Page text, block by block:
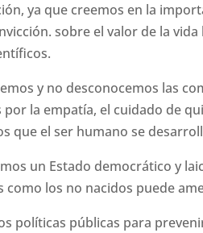
ya que creemos en la
sobre el valor de la
y no desconocemos las
la empatía, el cuidado de
que el ser humano se
un Estado democrático y
como los no nacidos puede
políticas públicas para